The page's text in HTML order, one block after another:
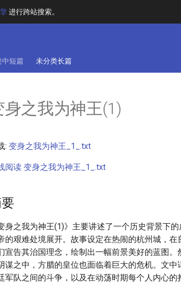
进行跨站搜索。
中短篇 未分类长篇
身之我为神王(1)
: 变身之我为神王_1_.txt
阅读 变身之我为神王_1_.txt
身之我为神王(1)》主要讲述了一个历史背景下
的艰难处境展开。故事设定在热闹的杭州城，
宣告其治国理念，绘制出一幅前景美好的蓝图
谋之中，方腊的皇位也面临着巨大的危机。文
军队之间的斗争，以及在动荡时期每个人内心